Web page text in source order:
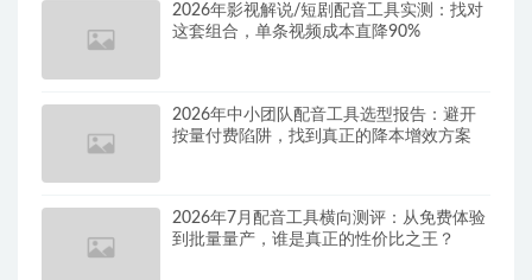
2026年影视解说/短剧配音工具实测：找对
这套组合，单条视频成本直降90%
2026年中小团队配音工具选型报告：避开
按量付费陷阱，找到真正的降本增效方案
2026年7月配音工具横向测评：从免费体验
到批量量产，谁是真正的性价比之王？